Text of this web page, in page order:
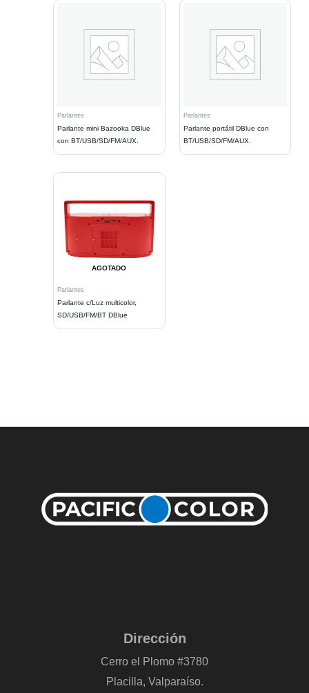
Parlantes
Parlante mini Bazooka DBlue
con BT/USB/SD/FM/AUX.
Parlantes
Parlante portátil DBlue con
BT/USB/SD/FM/AUX.
AGOTADO
Parlantes
Parlante c/Luz multicolor,
SD/USB/FM/BT DBlue
Dirección
Cerro el Plomo #3780
Placilla, Valparaíso.